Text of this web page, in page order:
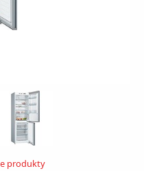
produkty